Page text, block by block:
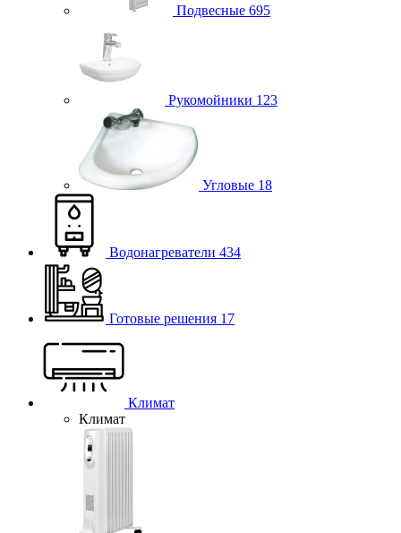
Подвесные 695
Рукомойники 123
Угловые 18
Водонагреватели 434
Готовые решения 17
Климат
Климат